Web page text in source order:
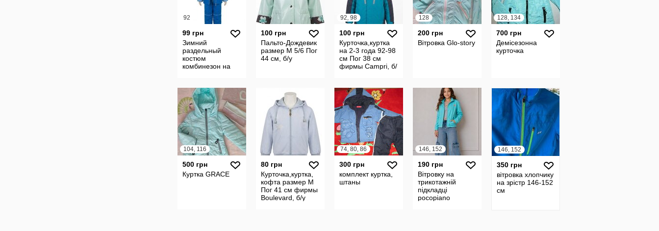
92
99 грн
Зимний
раздельный
костюм
комбинезон на
б/у
100 грн
Пальто-Дождевик
размер М 5/6 Пог
44 см, б/у
92, 98
100 грн
Курточка,куртка
на 2-3 года 92-98
см Пог 38 см
фирмы Campri, б/
128
200 грн
Вітровка Glo-story
128, 134
700 грн
Демісезонна
курточка
104, 116
500 грн
Куртка GRACE
80 грн
Курточка,куртка,
кофта размер М
Пог 41 см фирмы
Boulevard, б/у
74, 80, 86
300 грн
комплект куртка,
штаны
146, 152
190 грн
Вітровку на
трикотажній
підкладці
pocopiano
146, 152
350 грн
вітровка хлопчику
на зрістр 146-152
см